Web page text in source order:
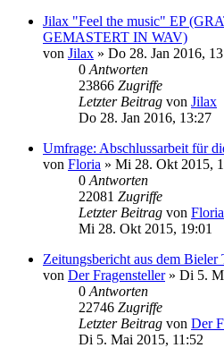
Jilax "Feel the music" EP
GEMASTERT IN WAV)
von Jilax » Do 28. Jan 2016,
0 Antworten
23866 Zugriffe
Letzter Beitrag von Jilax
Do 28. Jan 2016, 13:27
Umfrage: Abschlussarbeit für
von Floria » Mi 28. Okt 2015,
0 Antworten
22081 Zugriffe
Letzter Beitrag von Floria
Mi 28. Okt 2015, 19:01
Zeitungsbericht aus dem Bieler
von Der Fragensteller» Di 5.
0 Antworten
22746 Zugriffe
Letzter Beitrag von Der
Di 5. Mai 2015, 11:52